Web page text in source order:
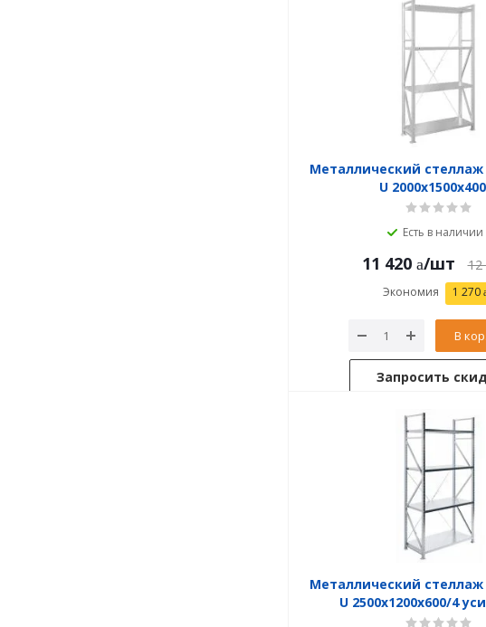
Металлический стеллаж
U
Есть в наличии
11 420 /шт 12
Экономия 1 270
В
Запросить
Металлический стеллаж
U 2500x1200x600/4